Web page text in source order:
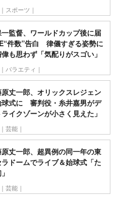
｜スポーツ｜
監督、ワールドカップ後に届
件数”告白 律儀すぎる姿勢に
も思わず「気配りがスゴい」
｜バラエティ｜
丈一郎、オリックスレジェン
球式に 審判役・糸井嘉男がデ
イクゾーンが小さく見えた」
｜芸能｜
丈一郎、超異例の同一年の東
ドームでライブ＆始球式「た
｜芸能｜